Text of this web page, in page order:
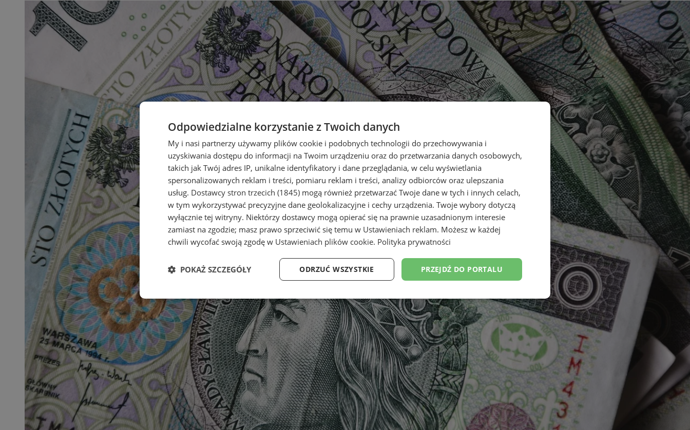
Odpowiedzialne korzystanie z Twoich danych
My i nasi partnerzy używamy plików cookie i podobnych technologii do przechowywania i
uzyskiwania dostępu do informacji na Twoim urządzeniu oraz do przetwarzania danych osobowych,
takich jak Twój adres IP, unikalne identyfikatory i dane przeglądania, w celu wyświetlania
spersonalizowanych reklam i treści, pomiaru reklam i treści, analizy odbiorców oraz ulepszania
usług. Dostawcy stron trzecich (1845) mogą również przetwarzać Twoje dane w tych i innych celach,
w tym wykorzystywać precyzyjne dane geolokalizacyjne i cechy urządzenia. Twoje wybory dotyczą
wyłącznie tej witryny. Niektórzy dostawcy mogą opierać się na prawnie uzasadnionym interesie
zamiast na zgodzie; masz prawo sprzeciwić się temu w Ustawieniach reklam. Możesz w każdej
chwili wycofać swoją zgodę w Ustawieniach plików cookie. Polityka prywatności
PRZEJDŹ DO PORTALU
ODRZUĆ WSZYSTKIE
POKAŻ SZCZEGÓŁY
Niezbędne Wydajność Targetowanie Funkcjonalność Niesklasyfikowane
Niezbędne Wydajność Targetowanie Funkcjonalność Niesklasyfikowane
Niezbędne pliki cookie umożliwiają korzystanie z podstawowych funkcji strony internetowej, takich jak logowanie użytkownika i
zarządzanie kontem. Bez niezbędnych plików cookie nie można prawidłowo korzystać ze strony internetowej.
Nazwa Provider/Domena
Okres
przechowywania
Opis